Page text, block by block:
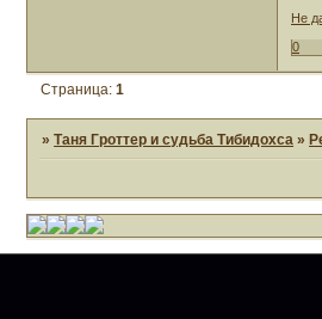
Не
0
Страница:1
»Таня Гроттер и судьба Тибидохса »